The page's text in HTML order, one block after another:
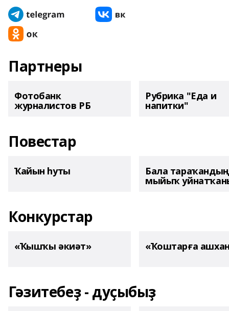
Партнеры
Фотобанк
журналистов РБ
Рубрика "Еда и
напитки"
Повестар
Ҡайын һуты Бала тараҡандың
мыйыҡ
Конкурстар
«Ҡышҡы әкиәт» «Ҡоштарға
Гәзитебеҙ - дуҫыбыҙ